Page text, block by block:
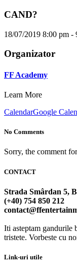
CAND?
18/07/2019 8:00 pm -
Organizator
FF Academy
Learn More
CalendarGoogle
No Comments
Sorry, the comment
CONTACT
Strada Smârdan 5,
(+40) 754 850 212
Iti asteptam gandurile
tristete. Vorbeste cu
Link-uri utile